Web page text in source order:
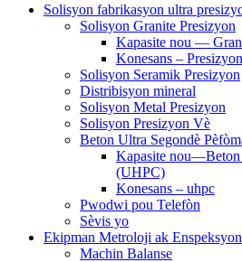
Solisyon fabrikasyon ultra
Solisyon Granite Presizyon
Kapasite nou —
Konesans –
Solisyon Seramik Presizyon
Distribisyon mineral
Solisyon Metal Presizyon
Solisyon Presizyon Vè
Beton Ultra Segondè
Kapasite nou—Beton
(UHPC)
Konesans – uhpc
Pwodwi pou Telefòn
Sèvis yo
Ekipman Metroloji ak Enspeksyon
Machin Balanse